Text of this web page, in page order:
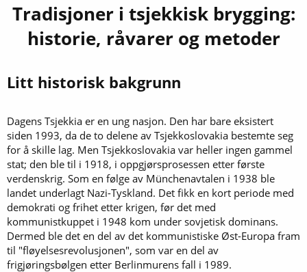
e
Tradisjoner i tsjekkisk brygging:
historie, råvarer og metoder
Litt historisk bakgrunn
Dagens Tsjekkia er en ung nasjon. Den har bare eksistert
siden 1993, da de to delene av Tsjekkoslovakia bestemte seg
for å skille lag. Men Tsjekkoslovakia var heller ingen gammel
stat; den ble til i 1918, i oppgjørsprosessen etter første
verdenskrig. Som en følge av Münchenavtalen i 1938 ble
landet underlagt Nazi-Tyskland. Det fikk en kort periode med
demokrati og frihet etter krigen, før det med
kommunistkuppet i 1948 kom under sovjetisk dominans.
Dermed ble det en del av det kommunistiske Øst-Europa fram
til "fløyelsesrevolusjonen", som var en del av
frigjøringsbølgen etter Berlinmurens fall i 1989.